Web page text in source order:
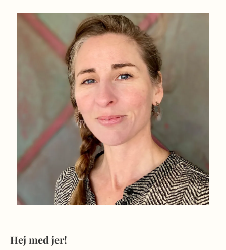
Hej med jer!